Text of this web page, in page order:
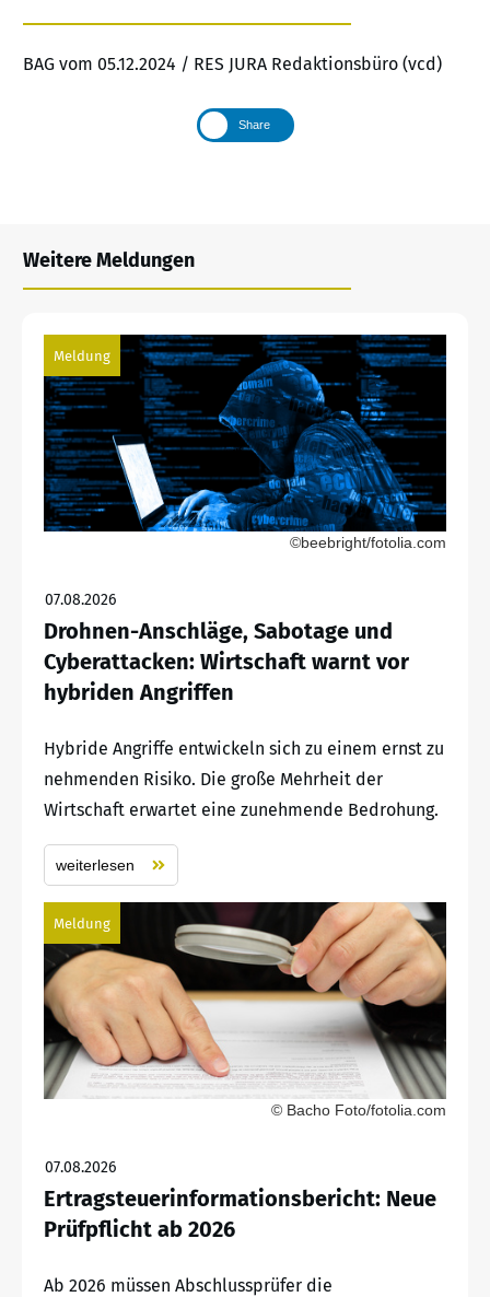
BAG vom 05.12.2024 / RES JURA Redaktionsbüro (vcd)
Share
Weitere Meldungen
Meldung
©beebright/fotolia.com
07.08.2026
Drohnen-Anschläge, Sabotage und
Cyberattacken: Wirtschaft warnt vor
hybriden Angriffen
Hybride Angriffe entwickeln sich zu einem ernst zu
nehmenden Risiko. Die große Mehrheit der
Wirtschaft erwartet eine zunehmende Bedrohung.
weiterlesen
Meldung
© Bacho Foto/fotolia.com
07.08.2026
Ertragsteuerinformationsbericht: Neue
Prüfpflicht ab 2026
Ab 2026 müssen Abschlussprüfer die